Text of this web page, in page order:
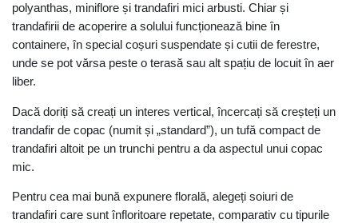
polyanthas, miniflore și trandafiri mici arbusti. Chiar și
trandafirii de acoperire a solului funcționează bine în
containere, în special coșuri suspendate și cutii de ferestre,
unde se pot vărsa peste o terasă sau alt spațiu de locuit în aer
liber.
Dacă doriți să creați un interes vertical, încercați să creșteți un
trandafir de copac (numit și „standard”), un tufă compact de
trandafiri altoit pe un trunchi pentru a da aspectul unui copac
mic.
Pentru cea mai bună expunere florală, alegeți soiuri de
trandafiri care sunt înfloritoare repetate, comparativ cu tipurile